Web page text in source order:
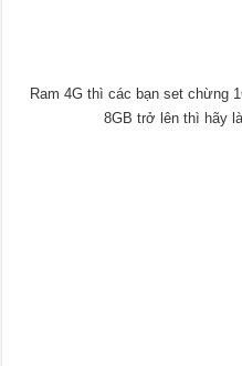
Ram 4G thì các bạn set chừng
8GB trở lên thì hãy